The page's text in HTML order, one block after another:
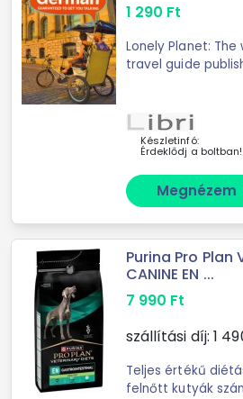
1 290 Ft
Lonely Planet:
travel guide publisherIt is
gets you to the
Készletinfó:
Érdeklődj a boltban!
Megnézem
Purina Pro
CANINE EN ...
7 990 Ft
szállítási díj: 1
Teljes értékű
felnőtt kutyák